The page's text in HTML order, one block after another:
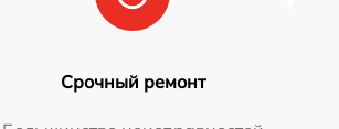
Срочный ремонт